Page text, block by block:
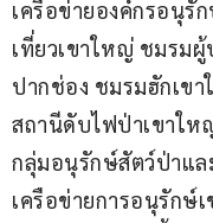
เครือข่ายองค์กรอนุรั
เที่ยวเขาใหญ่ ชมรม
ปากช่อง ชมรมฮักเข
สถานีดับไฟป่าเขาใ
กลุ่มอนุรักษ์สัตว์ป่าแล
เครือข่ายการอนุรักษ์